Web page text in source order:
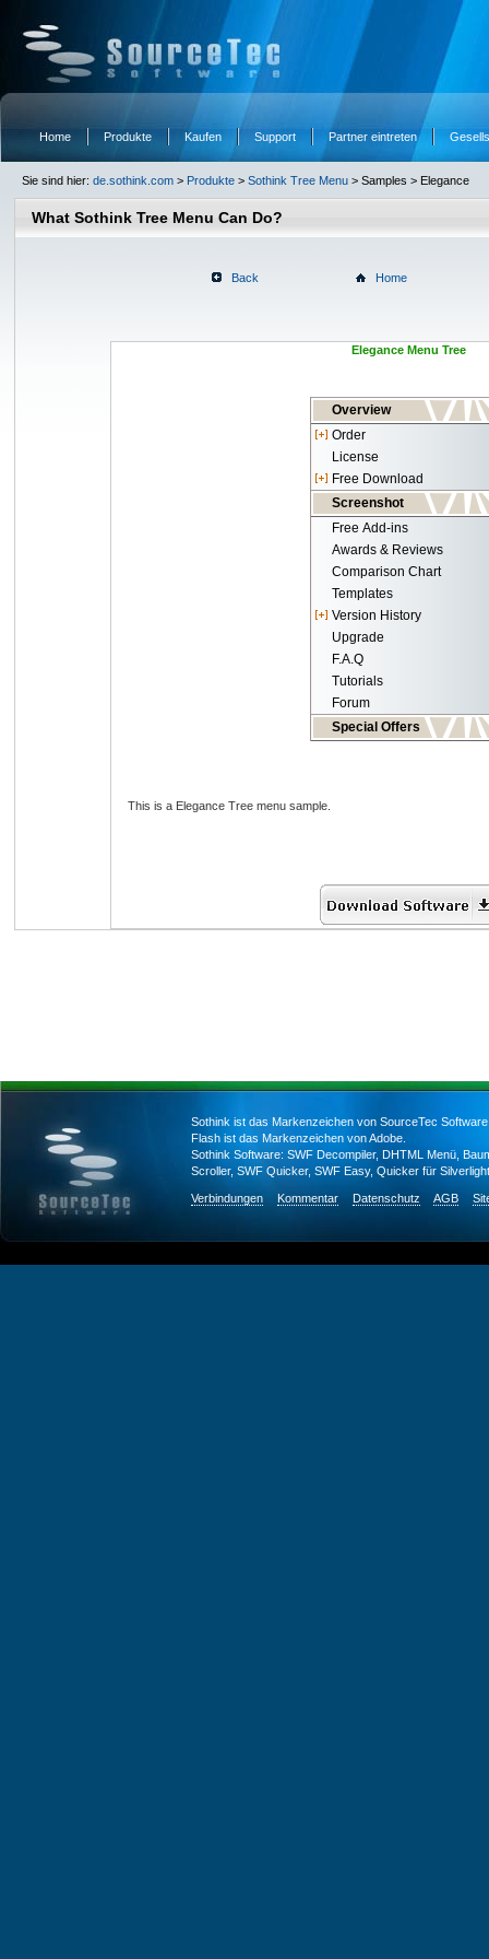
Home Produkte Kaufen Support Partner eintreten
Sie sind hier: de.sothink.com > Produkte > Sothink Tree Menu > Samples > Elegance
What Sothink Tree Menu Can Do?
Back Home
Elegance Menu Tree
Overview
Order
License
Free Download
Screenshot
Free Add-ins
Awards & Reviews
Comparison Chart
Templates
Version History
Upgrade
F.A.Q
Tutorials
Forum
Special Offers
This is a Elegance Tree menu sample.
Sothink ist das Markenzeichen von SourceTec
Flash ist das Markenzeichen von Adobe.
Sothink Software: SWF Decompiler, DHTML Menü,
Scroller, SWF Quicker, SWF Easy, Quicker für
Verbindungen Kommentar Datenschutz AGB